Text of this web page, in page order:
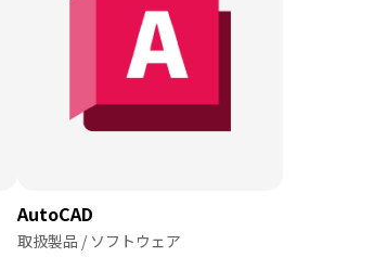
AutoCAD
取扱製品 / ソフトウェア